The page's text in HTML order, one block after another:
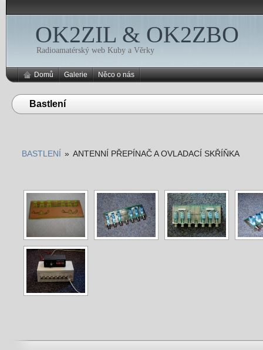
OK2ZIL & OK2ZBO
Radioamatérský web Kuby a Věrky
Domů Galerie Něco o nás
Bastlení
BASTLENÍ » ANTENNÍ PŘEPÍNAČ A OVLADACÍ SKŘÍŇKA